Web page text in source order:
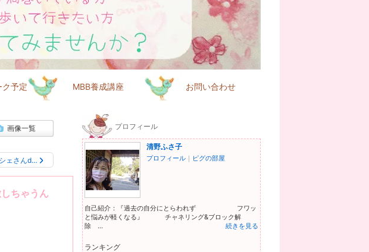
画像一覧
ェさんd…
ちゃうん
プロフィール
清野ふさ子
プロフィール ｜ ピグの部屋
自己紹介：『過去の自分にとらわれず フワッ
と悩みが軽くなる』 チャネリング&ブロック解
除 ...
続きを見る
ランキング
予定 MBB養成講座 お問い合わせ